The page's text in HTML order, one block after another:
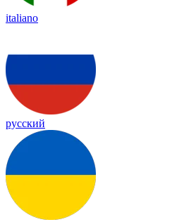
italiano
русский